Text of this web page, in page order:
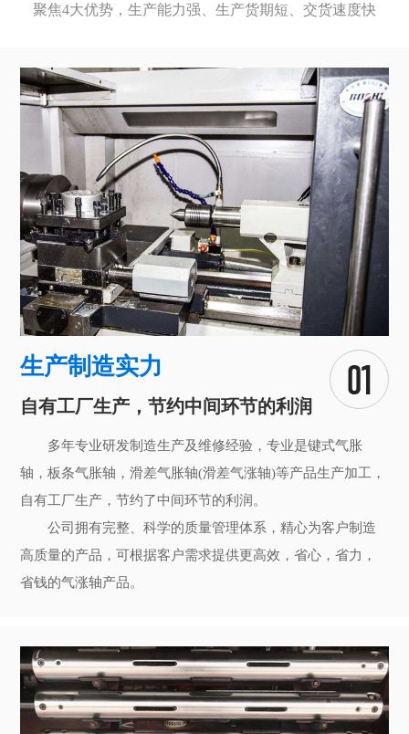
聚焦4大优势，生产能力强、生产货期短、交货速度快
生产制造实力
自有工厂生产，节约中间环节的利润
多年专业研发制造生产及维修经验，专业是键式气胀
轴，板条气胀轴，滑差气胀轴(滑差气涨轴)等产品生产加工，
自有工厂生产，节约了中间环节的利润。
公司拥有完整、科学的质量管理体系，精心为客户制造
高质量的产品，可根据客户需求提供更高效，省心，省力，
省钱的气涨轴产品。